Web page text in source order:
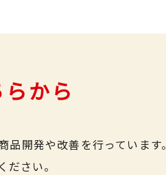
から
開発や改善を行っています。
さい。